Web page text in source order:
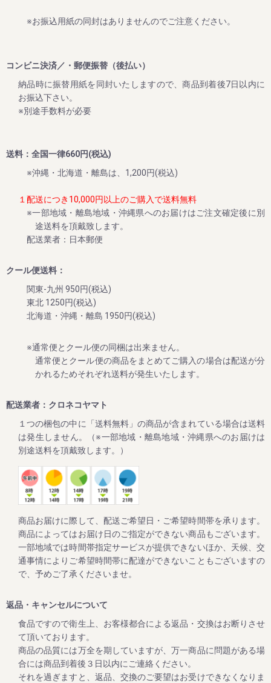
８月末までに早期ご予約承り中!!
今まさに収穫中の2024年の梅干しを、昔ながらのしそ味で漬
け込んだ、紀州南高梅 しそ漬け 1.2kg。
そんな想いで、今年も早期ご予約スタート!!!!
2024/06/04
新食感冷凍スイーツ「生クリームぱんだ」の販売を再開しま
した
今回、生クリームぱんだ（青うめ、柚子、みかん味）の販売
を再開させていただきました。
これから暑い日々が続きますので、ぜひ和歌山特産品の冷た
オンラインショップで「THE梅干ししょっぱMAX」の販売開
始のお知らせ
今回、塩分20%超えの超しょっぱい梅干し「THE梅干ししょ
っぱMAX」をオンラインショップでも販売致します。
これからますます暑くなりますので、外作業やスポーツ時の
塩分補給や友達との話題に。
一度食べると超しょっぱいけど病みつきになると、リピータ
2024/02/01
開催！
毎年大好評をいただいてる梅企画です。
期間は２月１日よりスタート。
ご家庭用の紀州南高梅がお得にお買い求めいただけます。
さらに今回もキャンペーン期間中にお買上げいただいたお客
2023/10/12
高級南高梅がお買い得！秋・冬お買い得キャンペーン開催
（12月25日まで）
※お振込用紙の同封はありませんのでご注意ください。
コンビニ決済／・郵便振替（後払い）
納品時に振替用紙を同封いたしますので、商品到着後7日以内に
お振込下さい。
※別途手数料が必要
送料：全国一律660円(税込)
※沖縄・北海道・離島は、1,200円(税込)
１配送につき10,000円以上のご購入で送料無料
※一部地域・離島地域・沖縄県へのお届けはご注文確定後に別
途送料を頂戴致します。
配送業者：日本郵便
クール便送料：
関東-九州 950円(税込)
東北 1250円(税込)
北海道・沖縄・離島 1950円(税込)
※通常便とクール便の同梱は出来ません。
通常便とクール便の商品をまとめてご購入の場合は配送が分
かれるためそれぞれ送料が発生いたします。
配送業者：クロネコヤマト
１つの梱包の中に「送料無料」の商品が含まれている場合は送料
は発生しません。（※一部地域・離島地域・沖縄県へのお届けは
別途送料を頂戴致します。）
商品お届けに際して、配送ご希望日・ご希望時間帯を承ります。
商品によってはお届け日のご指定ができない商品もございます。
一部地域では時間帯指定サービスが提供できないほか、天候、交
通事情によりご希望時間帯に配達ができないこともございますの
で、予めご了承くださいませ。
返品・キャンセルについて
食品ですので衛生上、お客様都合による返品・交換はお断りさせ
て頂いております。
商品の品質には万全を期していますが、万一商品に問題がある場
合には商品到着後３日以内にご連絡ください。
それを過ぎますと、返品、交換のご要望はお受けできなくなりま